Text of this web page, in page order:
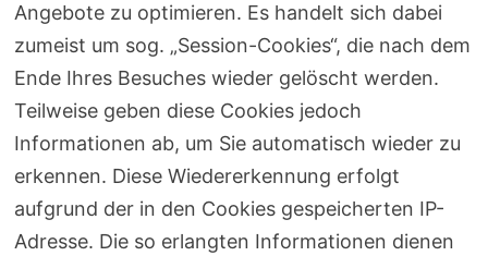
Angebote zu optimieren. Es handelt sich dabei
zumeist um sog. „Session-Cookies“, die nach dem
Ende Ihres Besuches wieder gelöscht werden.
Teilweise geben diese Cookies jedoch
Informationen ab, um Sie automatisch wieder zu
erkennen. Diese Wiedererkennung erfolgt
aufgrund der in den Cookies gespeicherten IP-
Adresse. Die so erlangten Informationen dienen